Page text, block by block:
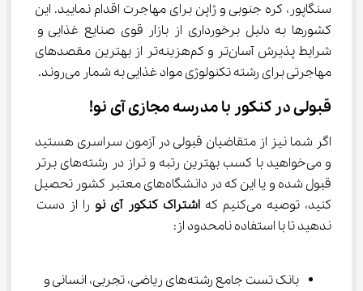
سنگاپور، کره جنوبی و ژاپن برای مهاجرت اقدام نمایید. این
کشورها به دلیل برخورداری از بازار قوی صنایع غذایی و
شرایط پذیرش آسان‌تر و کم‌هزینه‌تر از بهترین مقصدهای
مهاجرتی برای رشته تکنولوژی مواد غذایی به شمار می‌روند.
قبولی در کنکور با مدرسه مجازی آی نو!
اگر شما نیز از متقاضیان قبولی در آزمون سراسری هستید
و می‌خواهید با کسب بهترین رتبه و تراز در رشته‌‌های برتر
قبول شده و یا این که در دانشگاه‌های معتبر کشور تحصیل
کنید، توصیه می‌کنیم که
اشتراک کنکور آی نو را از دست
ندهید تا با استفاده نامحدود از:
بانک تست جامع رشته‌های ریاضی، تجربی، انسانی و